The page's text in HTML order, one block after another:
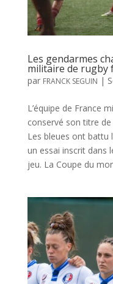
Les gendarmes
militaire de rugby
par FRANCK SEGUIN |
L’équipe de France
conservé son titre
Les bleues ont battu
un essai inscrit dans
jeu. La Coupe du